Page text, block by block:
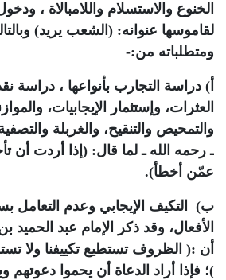
الخنوع والاستسلام واللامبالاة ،
لقاموسها عنوانه: (الشعب يريد)
ومتطلباته من:-
أ) دراسة التجارب بأنواعها ، دراسة
العثرات، وإستثمار الإيجابيات،
والتمحيص والتنقيح، والغربلة
ـ رحمه الله ـ لما قال: (إذا أردت أن
عمّن أخطأ).
ب) التكيف الإيجابي وعدم التعامل
الأفعال، وقد ذكر الإمام عبد الحميد
أن :( الظروف تستطيع تكييفنا ولا
)؛ فإذا أراد الدعاة أن يحموا